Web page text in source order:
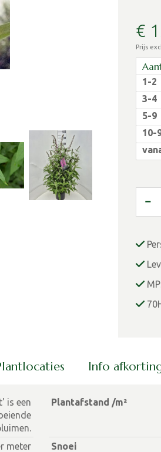
€
Prijs
1-2
3-4
5-9
10-
Info
is een
Plantafstand /m²
meter Snoei